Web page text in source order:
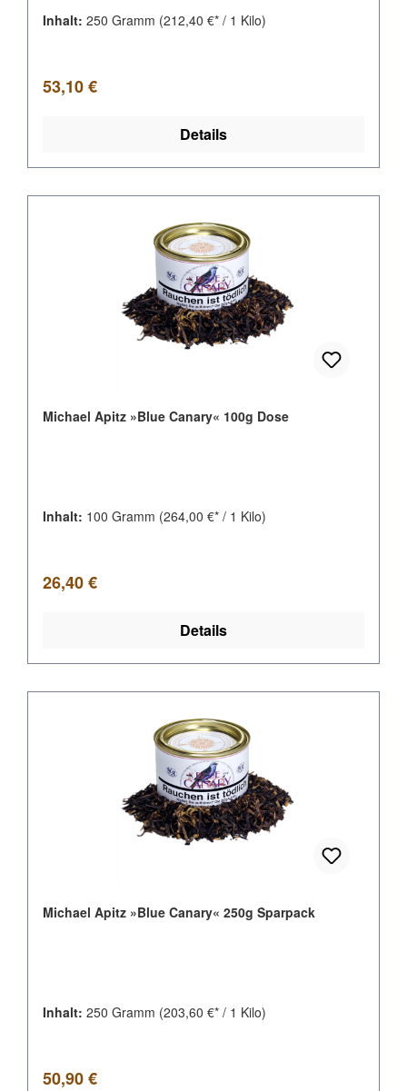
Inhalt: 250 Gramm (212,40 €* / 1 Kilo)
Regulärer Preis:
53,10 €
Details
Michael Apitz »Blue Canary« 100g Dose
Inhalt: 100 Gramm (264,00 €* / 1 Kilo)
Regulärer Preis:
26,40 €
Details
Michael Apitz »Blue Canary« 250g Sparpack
Inhalt: 250 Gramm (203,60 €* / 1 Kilo)
Regulärer Preis:
50,90 €